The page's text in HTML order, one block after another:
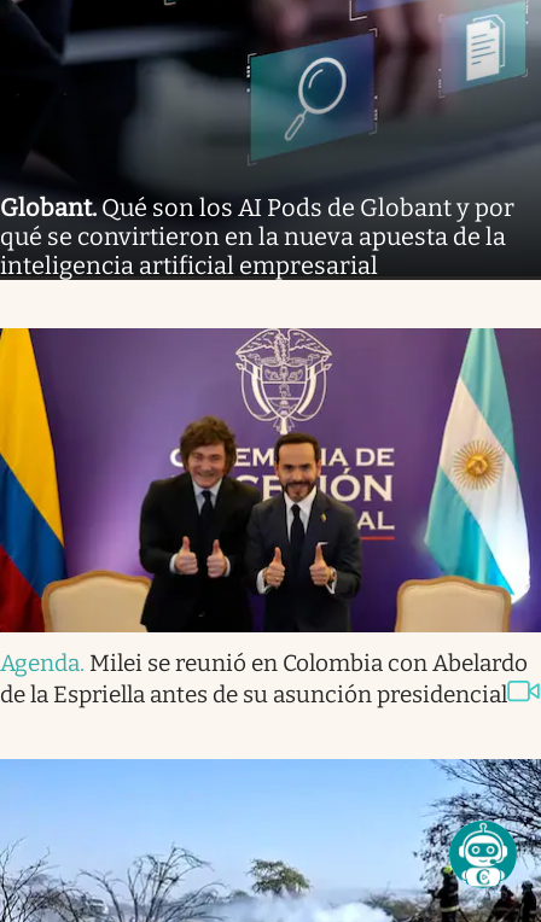
Globant.Qué son los AI Pods de Globant y por
qué se convirtieron en la nueva apuesta de la
inteligencia artificial empresarial
Agenda. Milei se reunió en Colombia con Abelardo
de la Espriella antes de su asunción presidencial